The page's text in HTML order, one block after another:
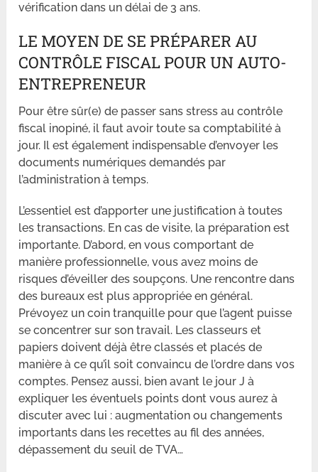
vérification dans un délai de 3 ans.
LE MOYEN DE SE PRÉPARER AU
CONTRÔLE FISCAL POUR UN AUTO-
ENTREPRENEUR
Pour être sûr(e) de passer sans stress au contrôle
fiscal inopiné, il faut avoir toute sa comptabilité à
jour. Il est également indispensable d’envoyer les
documents numériques demandés par
l’administration à temps.
L’essentiel est d’apporter une justification à toutes
les transactions. En cas de visite, la préparation est
importante. D’abord, en vous comportant de
manière professionnelle, vous avez moins de
risques d’éveiller des soupçons. Une rencontre dans
des bureaux est plus appropriée en général.
Prévoyez un coin tranquille pour que l’agent puisse
se concentrer sur son travail. Les classeurs et
papiers doivent déjà être classés et placés de
manière à ce qu’il soit convaincu de l’ordre dans vos
comptes. Pensez aussi, bien avant le jour J à
expliquer les éventuels points dont vous aurez à
discuter avec lui : augmentation ou changements
importants dans les recettes au fil des années,
dépassement du seuil de TVA…